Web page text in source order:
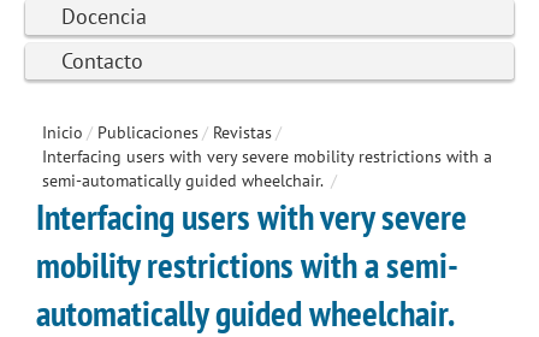
Docencia
Contacto
Inicio / Publicaciones/ Revistas/
Interfacing users with very severe mobility restrictions with a
semi-automatically guided wheelchair. /
Interfacing users with very severe
mobility restrictions with a semi-
automatically guided wheelchair.